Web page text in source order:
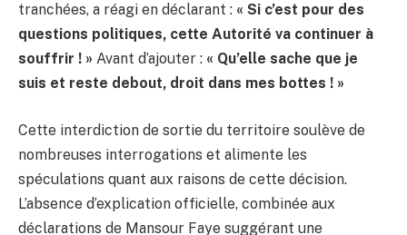
tranchées, a réagi en déclarant : « Si c’est pour des
questions politiques, cette Autorité va continuer à
souffrir ! » Avant d’ajouter : « Qu’elle sache que je
suis et reste debout, droit dans mes bottes ! »
Cette interdiction de sortie du territoire soulève de
nombreuses interrogations et alimente les
spéculations quant aux raisons de cette décision.
L’absence d’explication officielle, combinée aux
déclarations de Mansour Faye suggérant une